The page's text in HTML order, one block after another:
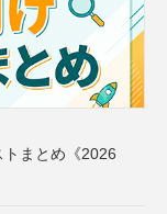
まとめ《2026